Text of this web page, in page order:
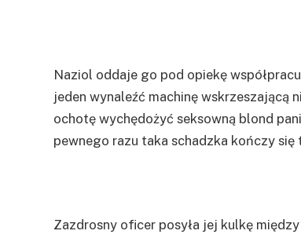
Naziol oddaje go pod opiekę
jeden wynaleźć machinę wskrzeszającą
ochotę wychędożyć seksowną blond
pewnego razu taka schadzka kończy się
Zazdrosny oficer posyła jej kulkę